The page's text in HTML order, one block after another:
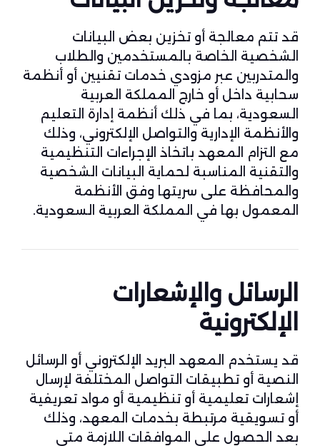
قد تتم معالجة أو تخزين بعض البيانات
الشخصية الخاصة بالمستخدمين والطلاب
والمتدربين عبر مزودي خدمات تقنيين أو أنظمة
سحابية داخل أو خارج المملكة العربية
السعودية، بما في ذلك أنظمة إدارة التعليم
والأنظمة الإدارية والتواصل الإلكتروني، وذلك
مع التزام المعهد باتخاذ الإجراءات التنظيمية
والتقنية المناسبة لحماية البيانات الشخصية
والمحافظة على سريتها وفق الأنظمة
المعمول بها في المملكة العربية السعودية.
الرسائل والإشعارات
الإلكترونية
قد يستخدم المعهد البريد الإلكتروني أو الرسائل
النصية أو تطبيقات التواصل المختلفة لإرسال
إشعارات تعليمية أو تنظيمية أو مواد تعريفية
أو تسويقية مرتبطة بخدمات المعهد، وذلك
بعد الحصول على الموافقات اللازمة متى